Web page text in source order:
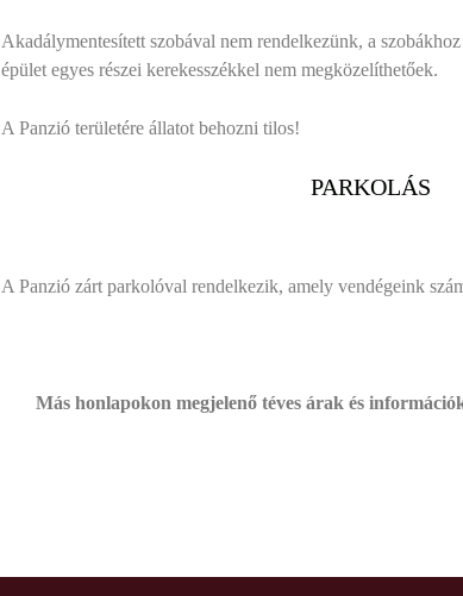
Akadálymentesített szobával nem rendelkezünk, a
épület egyes részei kerekesszékkel nem megközelíthetőek.
A Panzió területére állatot behozni tilos!
PARKOLÁS
A Panzió zárt parkolóval rendelkezik, amely vendégeink
Más honlapokon megjelenő téves árak és